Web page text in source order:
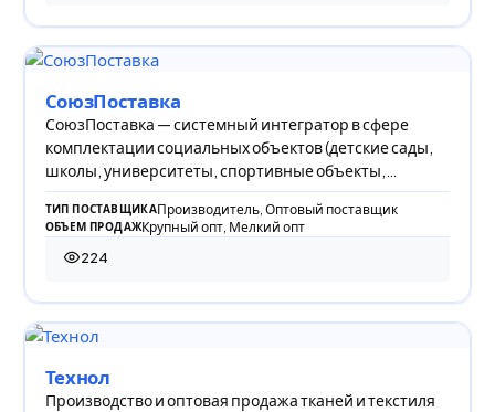
СоюзПоставка
СоюзПоставка — системный интегратор в сфере
комплектации социальных объектов (детские сады,
школы, университеты, спортивные объекты,
обществ
ТИП ПОСТАВЩИКАПроизводитель, Оптовый поставщик
ОБЪЕМ ПРОДАЖКрупный опт, Мелкий опт
224
224 просмотра
Технол
Производство и оптовая продажа тканей и текстиля